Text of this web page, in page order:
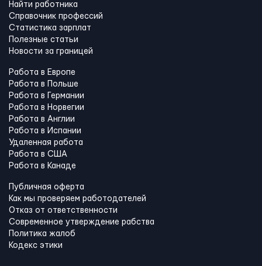
Найти работника
Справочник профессий
Статистика зарплат
Полезные статьи
Новости за границей
Работа в Европе
Работа в Польше
Работа в Германии
Работа в Норвегии
Работа в Англии
Работа в Испании
Удаленная работа
Работа в США
Работа в Канадe
Публичная оферта
Как мы проверяем работодателей
Отказ от ответственности
Современное утверждение рабства
Политика жалоб
Кодекс этики